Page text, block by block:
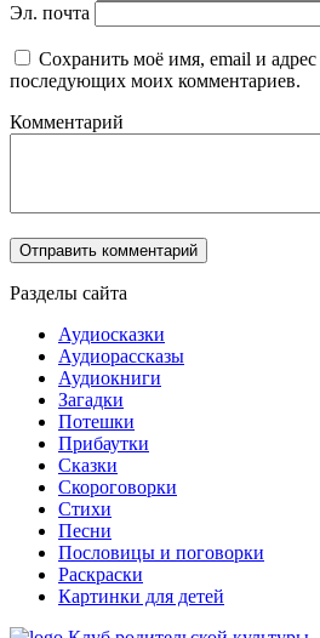
Эл. почта
Сохранить моё имя, email и адрес
последующих моих комментариев.
Комментарий
Разделы сайта
Аудиосказки
Аудиорассказы
Аудиокниги
Загадки
Потешки
Прибаутки
Сказки
Скороговорки
Стихи
Песни
Пословицы и поговорки
Раскраски
Картинки для детей